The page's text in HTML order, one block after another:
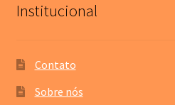
Institucional
Contato
Sobre nós